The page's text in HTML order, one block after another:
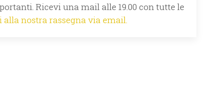
Ricevi una mail alle 19.00 con tutte le
nostra rassegna via email.